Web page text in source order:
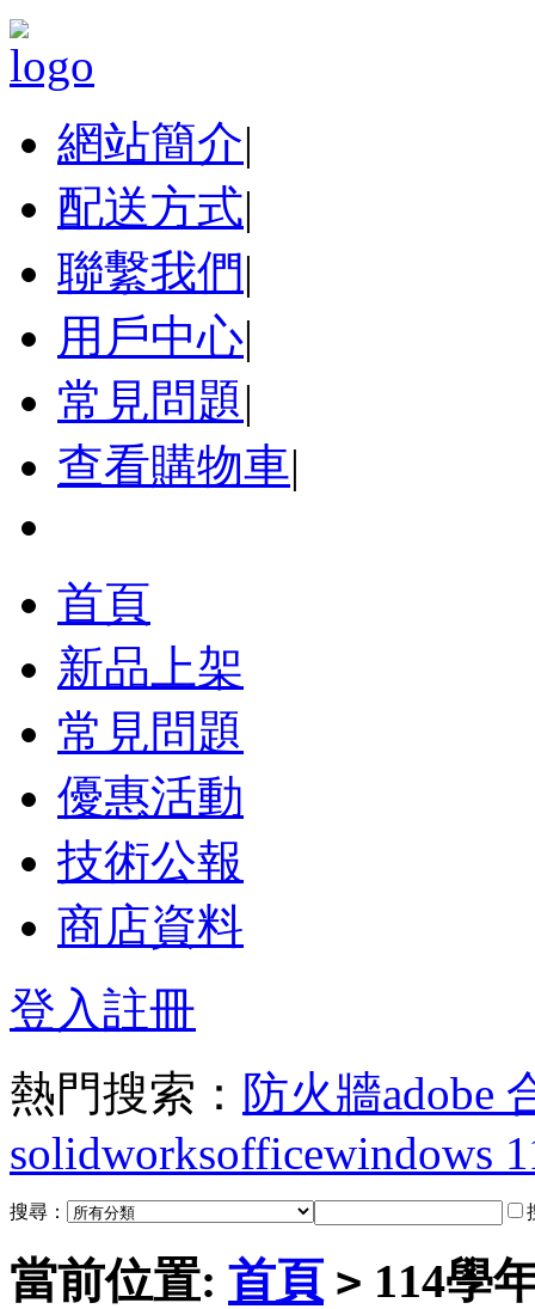
網站簡介|
配送方式|
聯繫我們|
用戶中心|
常見問題|
查看購物車|
首頁
新品上架
常見問題
優惠活動
技術公報
商店資料
登入註冊
熱門搜索： 防火牆adobe
solidworksofficewindows
搜尋：
當前位置: 首頁 > 114學